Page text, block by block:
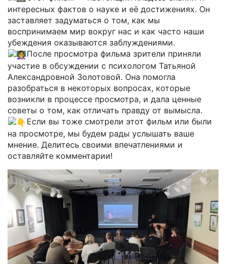
интересных фактов о науке и её достижениях. Он
заставляет задуматься о том, как мы
воспринимаем мир вокруг нас и как часто наши
убеждения оказываются заблуждениями.
После просмотра фильма зрители приняли
участие в обсуждении с психологом Татьяной
Александровной Золотовой. Она помогла
разобраться в некоторых вопросах, которые
возникли в процессе просмотра, и дала ценные
советы о том, как отличать правду от вымысла.
Если вы тоже смотрели этот фильм или были
на просмотре, мы будем рады услышать ваше
мнение. Делитесь своими впечатлениями и
оставляйте комментарии!